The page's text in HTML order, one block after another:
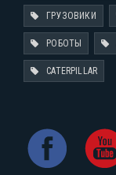
ГРУЗОВИКИ
РОБОТЫ
CATERPILLAR